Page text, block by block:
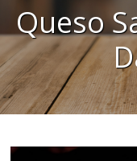
Queso